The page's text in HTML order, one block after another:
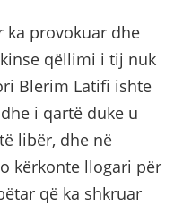
ka provokuar dhe
qëllimi i tij nuk
Blerim Latifi ishte
i qartë duke u
libër, dhe në
kërkonte llogari për
që ka shkruar